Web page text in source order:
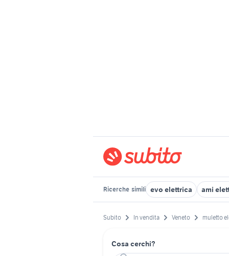
Ricerche simili evo elettrica ami
Subito In vendita Veneto muletto
Cosa cerchi?